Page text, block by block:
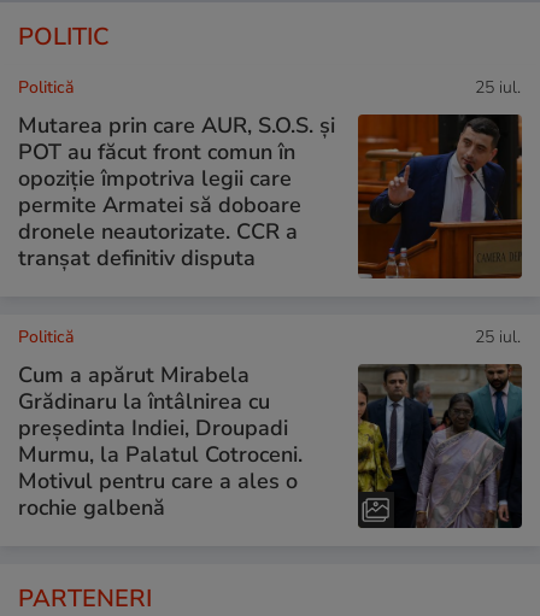
POLITIC
Politică 25 iul.
Mutarea prin care AUR, S.O.S. și
POT au făcut front comun în
opoziție împotriva legii care
permite Armatei să doboare
dronele neautorizate. CCR a
tranșat definitiv disputa
Politică 25 iul.
Cum a apărut Mirabela
Grădinaru la întâlnirea cu
președinta Indiei, Droupadi
Murmu, la Palatul Cotroceni.
Motivul pentru care a ales o
rochie galbenă
PARTENERI